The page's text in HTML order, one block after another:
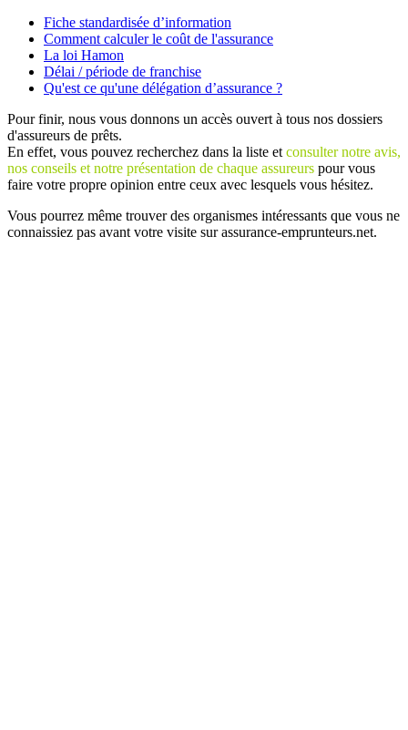
Fiche standardisée d’information
Comment calculer le coût de l'assurance
La loi Hamon
Délai / période de franchise
Qu'est ce qu'une délégation d’assurance ?
Pour finir, nous vous donnons un accès ouvert à tous nos dossiers
d'assureurs de prêts.
En effet, vous pouvez recherchez dans la liste et consulter notre avis,
nos conseils et notre présentation de chaque assureurs pour vous
faire votre propre opinion entre ceux avec lesquels vous hésitez.
Vous pourrez même trouver des organismes intéressants que vous ne
connaissiez pas avant votre visite sur assurance-emprunteurs.net.